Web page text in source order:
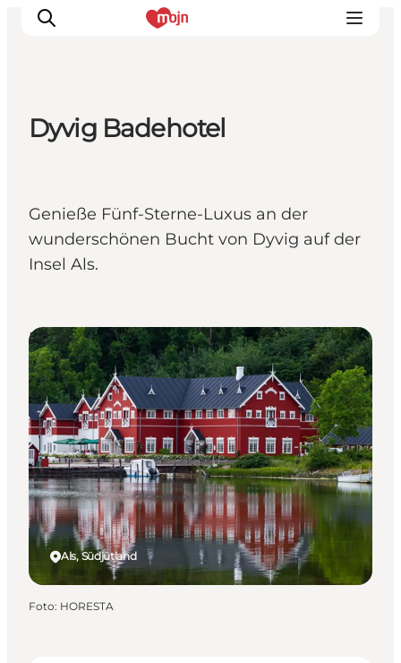
Events
Übernachtung
Plane deine Reise
Dyvig Badehotel
Genieße Fünf-Sterne-Luxus an der
wunderschönen Bucht von Dyvig auf der
Insel Als.
Als, Südjütland
Hotels
Foto: HORESTA